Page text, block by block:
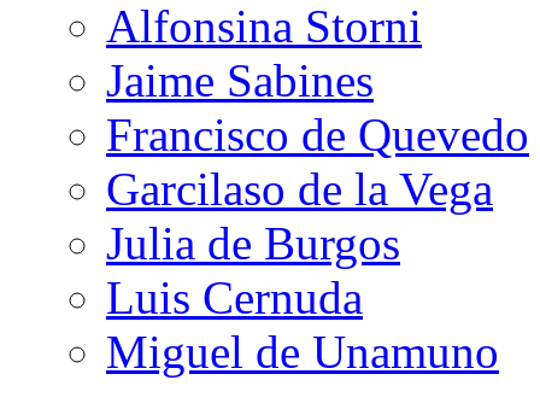
Alfonsina Storni
Jaime Sabines
Francisco de Quevedo
Garcilaso de la Vega
Julia de Burgos
Luis Cernuda
Miguel de Unamuno